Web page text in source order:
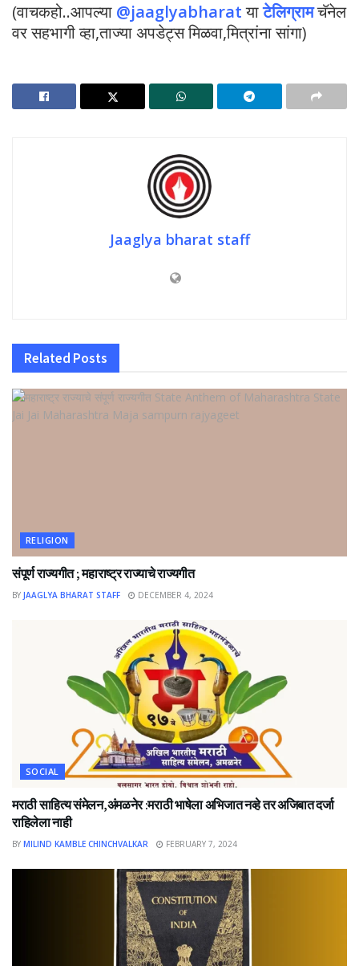
(वाचकहो..आपल्या @jaaglyabharat याटेलिग्रामचॅनेल
वर सहभागी व्हा,ताज्या अपडेट्स मिळवा,मित्रांना सांगा)
Jaaglya bharat staff
Related Posts
RELIGION
संपूर्ण राज्यगीत ; महाराष्ट्र राज्याचे राज्यगीत
BY JAAGLYA BHARAT STAFF DECEMBER 4, 2024
SOCIAL
मराठी साहित्य संमेलन,अंमळनेर :मराठी भाषेला अभिजात नव्हे तर अजिबात दर्जा
राहिलेला नाही
BY MILIND KAMBLE CHINCHVALKAR FEBRUARY 7, 2024